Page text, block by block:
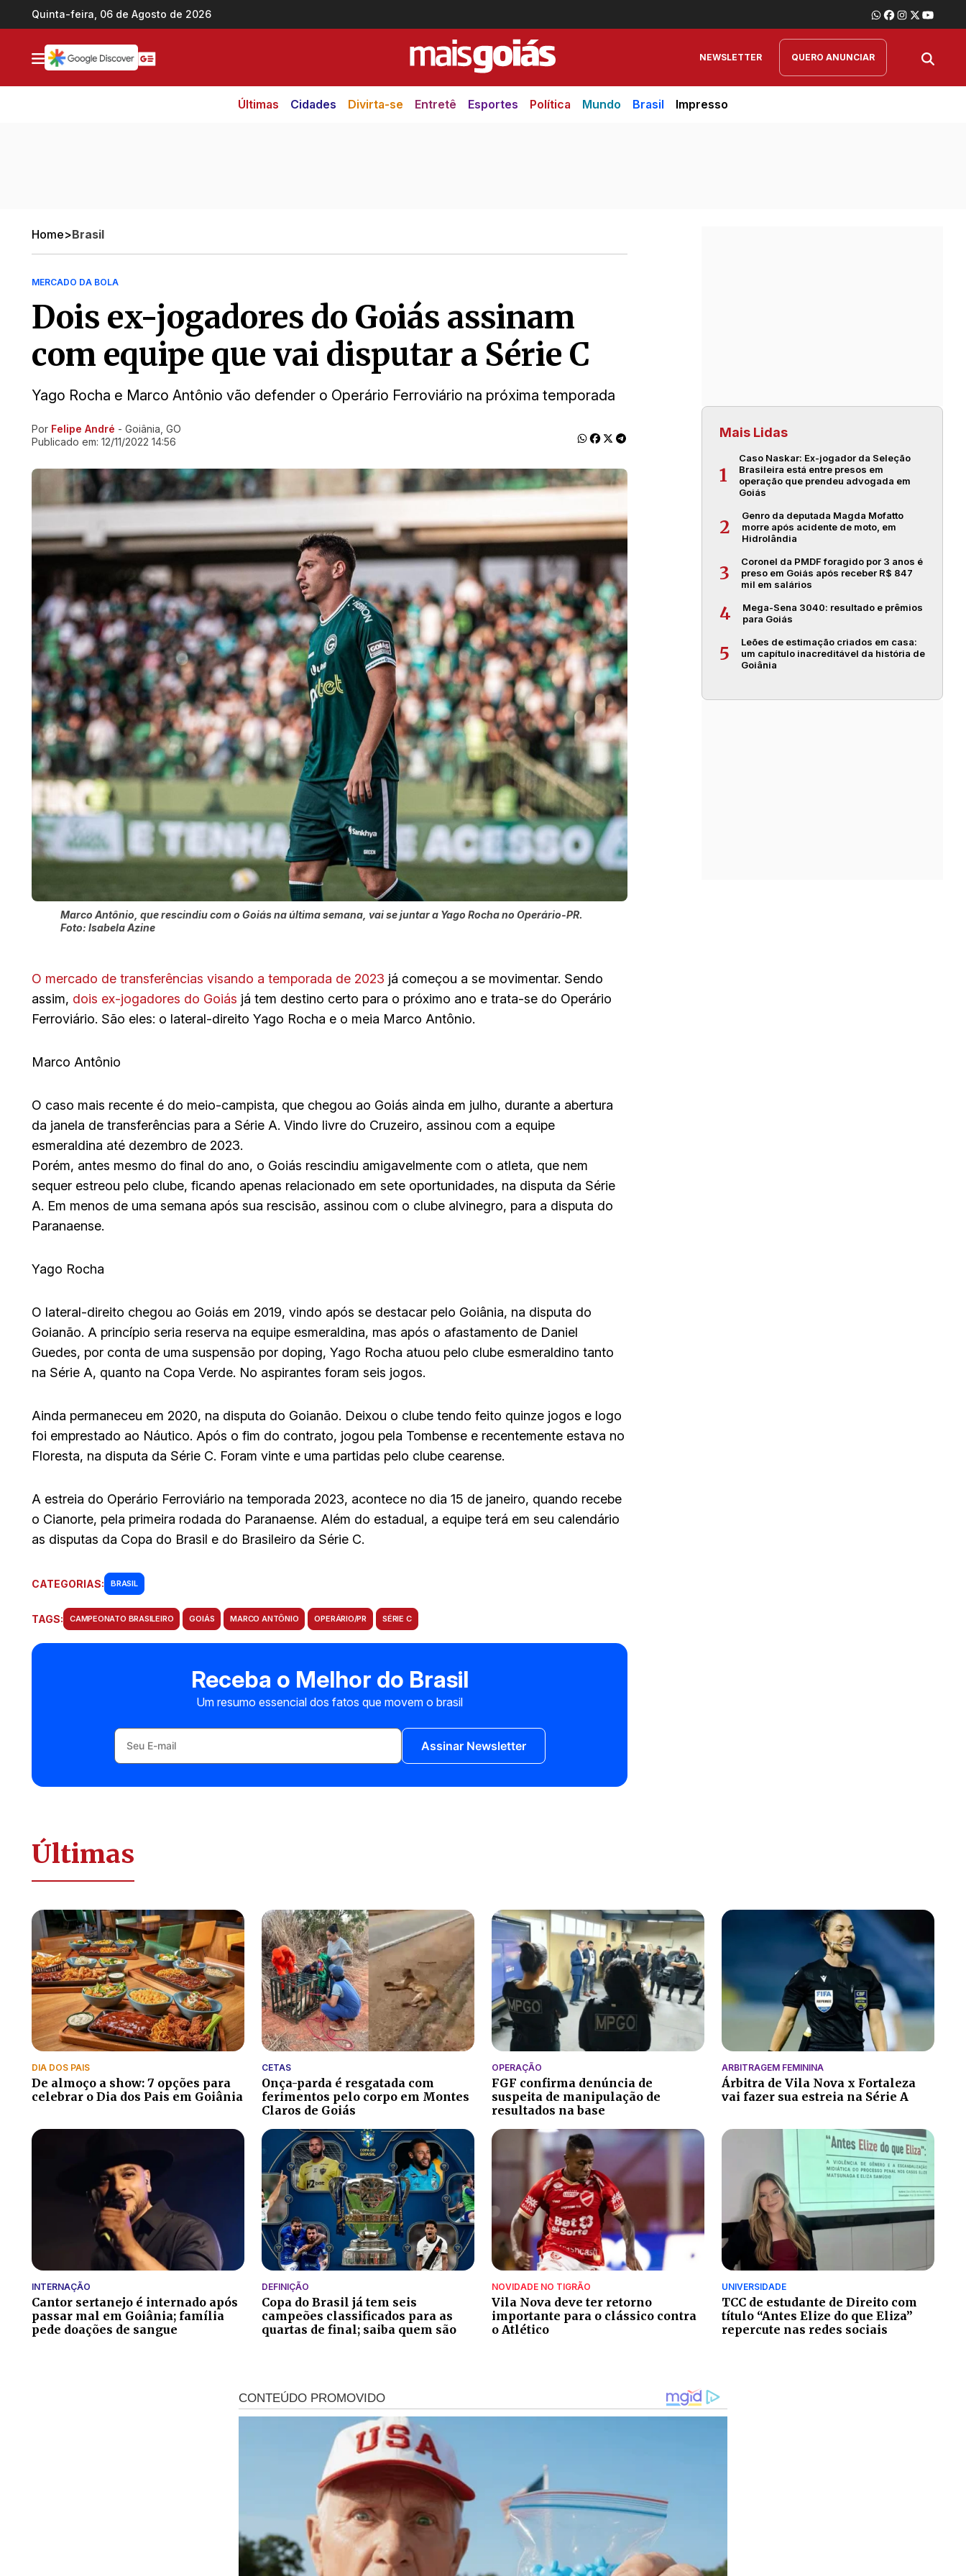
Ir direto pro conteúdo
Quinta-feira, 06 de Agosto de 2026
NEWSLETTER QUERO ANUNCIAR
Últimas Cidades Divirta-se Entretê Esportes Política Mundo Brasil Impresso
Home>Brasil
MERCADO DA BOLA
Dois ex-jogadores do Goiás assinam
com equipe que vai disputar a Série C
Yago Rocha e Marco Antônio vão defender o Operário Ferroviário na próxima temporada
Ir direto pra matéria
Por Felipe André - Goiânia, GO
Publicado em: 12/11/2022 14:56
Marco Antônio, que rescindiu com o Goiás na última semana, vai se juntar a Yago Rocha no Operário-PR.
Foto: Isabela Azine
O mercado de transferências visando a temporada de 2023 já começou a se movimentar. Sendo
assim, dois ex-jogadores do Goiás já tem destino certo para o próximo ano e trata-se do Operário
Ferroviário. São eles: o lateral-direito Yago Rocha e o meia Marco Antônio.
Marco Antônio
O caso mais recente é do meio-campista, que chegou ao Goiás ainda em julho, durante a abertura
da janela de transferências para a Série A. Vindo livre do Cruzeiro, assinou com a equipe
esmeraldina até dezembro de 2023.
Porém, antes mesmo do final do ano, o Goiás rescindiu amigavelmente com o atleta, que nem
sequer estreou pelo clube, ficando apenas relacionado em sete oportunidades, na disputa da Série
A. Em menos de uma semana após sua rescisão, assinou com o clube alvinegro, para a disputa do
Paranaense.
Yago Rocha
O lateral-direito chegou ao Goiás em 2019, vindo após se destacar pelo Goiânia, na disputa do
Goianão. A princípio seria reserva na equipe esmeraldina, mas após o afastamento de Daniel
Guedes, por conta de uma suspensão por doping, Yago Rocha atuou pelo clube esmeraldino tanto
na Série A, quanto na Copa Verde. No aspirantes foram seis jogos.
Ainda permaneceu em 2020, na disputa do Goianão. Deixou o clube tendo feito quinze jogos e logo
foi emprestado ao Náutico. Após o fim do contrato, jogou pela Tombense e recentemente estava no
Floresta, na disputa da Série C. Foram vinte e uma partidas pelo clube cearense.
A estreia do Operário Ferroviário na temporada 2023, acontece no dia 15 de janeiro, quando recebe
o Cianorte, pela primeira rodada do Paranaense. Além do estadual, a equipe terá em seu calendário
as disputas da Copa do Brasil e do Brasileiro da Série C.
CATEGORIAS: BRASIL
TAGS: CAMPEONATO BRASILEIRO GOIÁS MARCO ANTÔNIO OPERÁRIO/PR SÉRIE C
Receba o Melhor do Brasil
Um resumo essencial dos fatos que movem o brasil
Assinar Newsletter
Mais Lidas
1
Caso Naskar: Ex-jogador da Seleção
Brasileira está entre presos em
operação que prendeu advogada em
Goiás
2
Genro da deputada Magda Mofatto
morre após acidente de moto, em
Hidrolândia
3
Coronel da PMDF foragido por 3 anos é
preso em Goiás após receber R$ 847
mil em salários
4
Mega-Sena 3040: resultado e prêmios
para Goiás
5
Leões de estimação criados em casa:
um capítulo inacreditável da história de
Goiânia
Últimas
DIA DOS PAIS
De almoço a show: 7 opções para
celebrar o Dia dos Pais em Goiânia
CETAS
Onça-parda é resgatada com
ferimentos pelo corpo em Montes
Claros de Goiás
OPERAÇÃO
FGF confirma denúncia de
suspeita de manipulação de
resultados na base
ARBITRAGEM FEMININA
Árbitra de Vila Nova x Fortaleza
vai fazer sua estreia na Série A
INTERNAÇÃO
Cantor sertanejo é internado após
passar mal em Goiânia; família
pede doações de sangue
DEFINIÇÃO
Copa do Brasil já tem seis
campeões classificados para as
quartas de final; saiba quem são
NOVIDADE NO TIGRÃO
Vila Nova deve ter retorno
importante para o clássico contra
o Atlético
UNIVERSIDADE
TCC de estudante de Direito com
título “Antes Elize do que Eliza”
repercute nas redes sociais